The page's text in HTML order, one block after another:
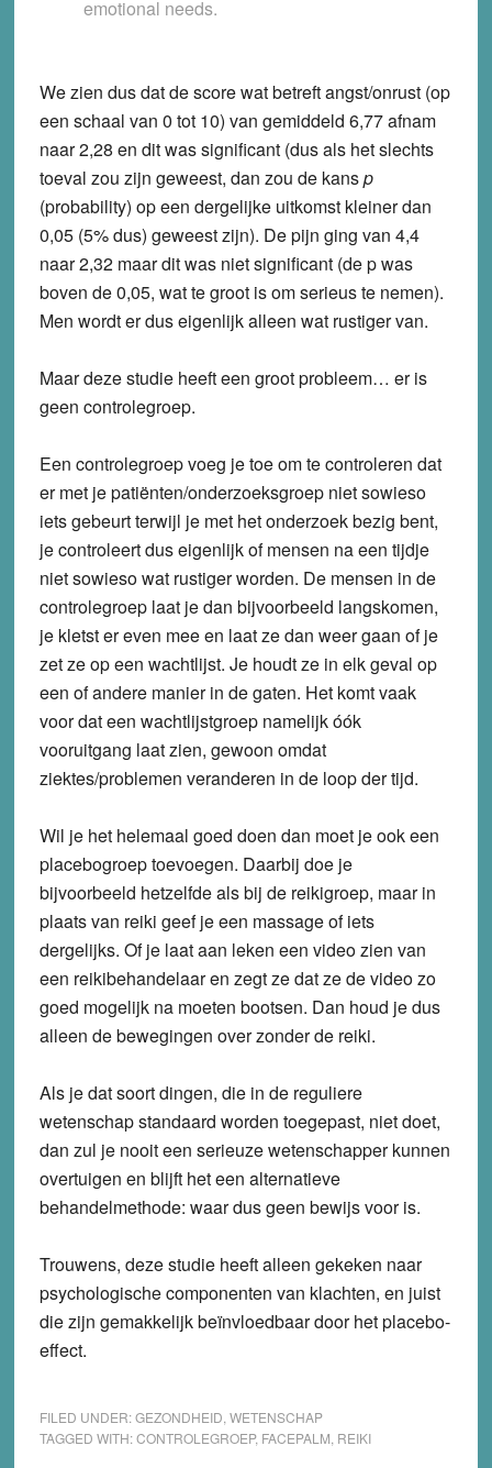
emotional needs.
We zien dus dat de score wat betreft angst/onrust (op
een schaal van 0 tot 10) van gemiddeld 6,77 afnam
naar 2,28 en dit was significant (dus als het slechts
toeval zou zijn geweest, dan zou de kansp
(probability) op een dergelijke uitkomst kleiner dan
0,05 (5% dus) geweest zijn). De pijn ging van 4,4
naar 2,32 maar dit was niet significant (de p was
boven de 0,05, wat te groot is om serieus te nemen).
Men wordt er dus eigenlijk alleen wat rustiger van.
Maar deze studie heeft een groot probleem… er is
geen controlegroep.
Een controlegroep voeg je toe om te controleren dat
er met je patiënten/onderzoeksgroep niet sowieso
iets gebeurt terwijl je met het onderzoek bezig bent,
je controleert dus eigenlijk of mensen na een tijdje
niet sowieso wat rustiger worden. De mensen in de
controlegroep laat je dan bijvoorbeeld langskomen,
je kletst er even mee en laat ze dan weer gaan of je
zet ze op een wachtlijst. Je houdt ze in elk geval op
een of andere manier in de gaten. Het komt vaak
voor dat een wachtlijstgroep namelijk óók
vooruitgang laat zien, gewoon omdat
ziektes/problemen veranderen in de loop der tijd.
Wil je het helemaal goed doen dan moet je ook een
placebogroep toevoegen. Daarbij doe je
bijvoorbeeld hetzelfde als bij de reikigroep, maar in
plaats van reiki geef je een massage of iets
dergelijks. Of je laat aan leken een video zien van
een reikibehandelaar en zegt ze dat ze de video zo
goed mogelijk na moeten bootsen. Dan houd je dus
alleen de bewegingen over zonder de reiki.
Als je dat soort dingen, die in de reguliere
wetenschap standaard worden toegepast, niet doet,
dan zul je nooit een serieuze wetenschapper kunnen
overtuigen en blijft het een alternatieve
behandelmethode: waar dus geen bewijs voor is.
Trouwens, deze studie heeft alleen gekeken naar
psychologische componenten van klachten, en juist
die zijn gemakkelijk beïnvloedbaar door het placebo-
effect.
FILED UNDER:GEZONDHEID WETENSCHAP
TAGGED WITH:CONTROLEGROEP, FACEPALM REIKI